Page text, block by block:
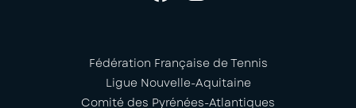
Fédération Française de Tennis
Ligue Nouvelle-Aquitaine
Comité des Pyrénées-Atlantiques